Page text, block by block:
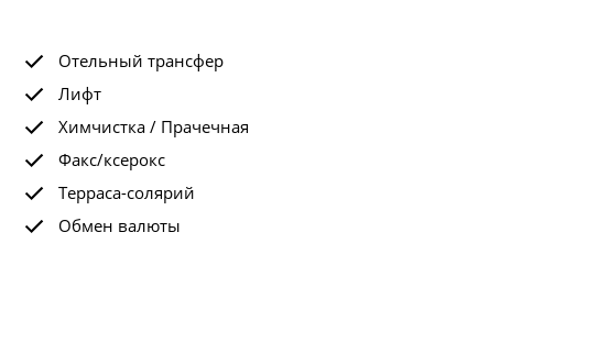
Отельный трансфер
Лифт
Химчистка / Прачечная
Факс/ксерокс
Терраса-солярий
Обмен валюты